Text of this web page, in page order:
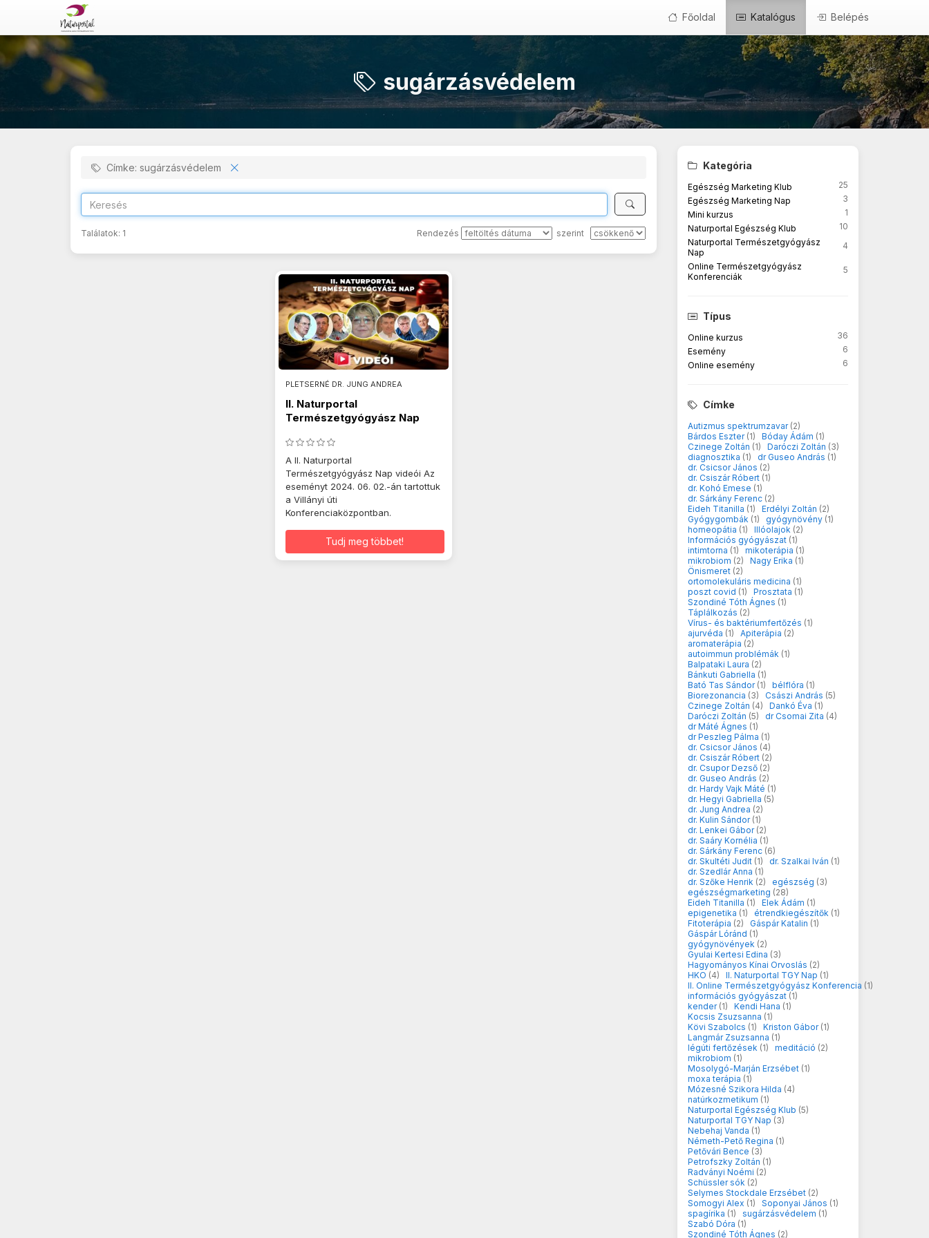
Főoldal Katalógus Belépés
sugárzásvédelem
Kategória
Egészség Marketing Klub
25
Egészség Marketing Nap
3
Mini kurzus
1
Naturportal Egészség Klub
10
Naturportal Természetgyógyász
Nap
4
Online Természetgyógyász
Konferenciák
5
Típus
Online kurzus
36
Esemény
6
Online esemény
6
Címke
Autizmus spektrumzavar (2)
Bárdos Eszter (1) Bóday Ádám (1)
Czinege Zoltán (1) Daróczi Zoltán (3)
diagnosztika (1) dr Guseo András (1)
dr. Csicsor János (2)
dr. Csiszár Róbert (1)
dr. Kohó Emese (1)
dr. Sárkány Ferenc (2)
Eideh Titanilla (1) Erdélyi Zoltán (2)
Gyógygombák (1) gyógynövény (1)
homeopátia (1) Illóolajok (2)
Információs gyógyászat (1)
intimtorna (1) mikoterápia (1)
mikrobiom (2) Nagy Erika (1)
Önismeret (2)
ortomolekuláris medicina (1)
poszt covid (1) Prosztata (1)
Szondiné Tóth Ágnes (1)
Táplálkozás (2)
Vírus- és baktériumfertőzés (1)
ajurvéda (1) Apiterápia (2)
aromaterápia (2)
autoimmun problémák (1)
Balpataki Laura (2)
Bánkuti Gabriella (1)
Bató Tas Sándor (1) bélflóra (1)
Biorezonancia (3) Császi András (5)
Czinege Zoltán (4) Dankó Éva (1)
Daróczi Zoltán (5) dr Csomai Zita (4)
dr Máté Ágnes (1)
dr Peszleg Pálma (1)
dr. Csicsor János (4)
dr. Csiszár Róbert (2)
dr. Csupor Dezső (2)
dr. Guseo András (2)
dr. Hardy Vajk Máté (1)
dr. Hegyi Gabriella (5)
dr. Jung Andrea (2)
dr. Kulin Sándor (1)
dr. Lenkei Gábor (2)
dr. Saáry Kornélia (1)
dr. Sárkány Ferenc (6)
dr. Skultéti Judit (1) dr. Szalkai Iván (1)
dr. Szedlár Anna (1)
dr. Szőke Henrik (2) egészség (3)
egészségmarketing (28)
Eideh Titanilla (1) Elek Ádám (1)
epigenetika (1) étrendkiegészítők (1)
Fitoterápia (2) Gáspár Katalin (1)
Gáspár Lóránd (1)
gyógynövények (2)
Gyulai Kertesi Edina (3)
Hagyományos Kínai Orvoslás (2)
HKO (4) II. Naturportal TGY Nap (1)
II. Online Természetgyógyász Konferencia (1)
információs gyógyászat (1)
kender (1) Kendi Hana (1)
Kocsis Zsuzsanna (1)
Kövi Szabolcs (1) Kriston Gábor (1)
Langmár Zsuzsanna (1)
légúti fertőzések (1) meditáció (2)
mikrobiom (1)
Mosolygó-Marján Erzsébet (1)
moxa terápia (1)
Mózesné Szikora Hilda (4)
natúrkozmetikum (1)
Naturportal Egészség Klub (5)
Naturportal TGY Nap (3)
Nebehaj Vanda (1)
Németh-Pető Regina (1)
Petővári Bence (3)
Petrofszky Zoltán (1)
Radványi Noémi (2)
Schüssler sók (2)
Selymes Stockdale Erzsébet (2)
Somogyi Alex (1) Soponyai János (1)
spagírika (1) sugárzásvédelem (1)
Szabó Dóra (1)
Szondiné Tóth Ágnes (2)
Címke: sugárzásvédelem
Találatok: 1 Rendezés szerint
PLETSERNÉ DR. JUNG ANDREA
II. Naturportal
Természetgyógyász Nap
A II. Naturportal
Természetgyógyász Nap videói Az
eseményt 2024. 06. 02.-án tartottuk
a Villányi úti
Konferenciaközpontban.
Tudj meg többet!